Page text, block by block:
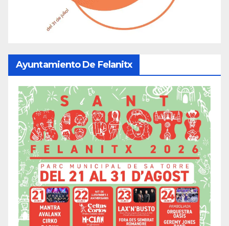
Ayuntamiento De Felanitx